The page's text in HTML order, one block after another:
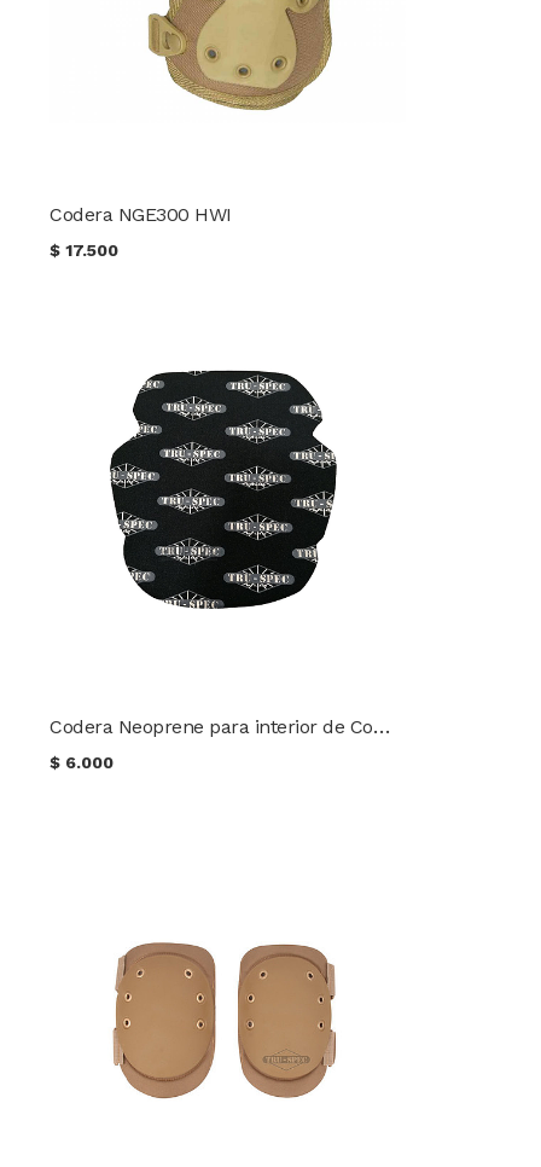
Codera NGE300 HWI
$17.500
Codera Neoprene para interior de Combat Shirts TRU-SPEC®
$ 6.000